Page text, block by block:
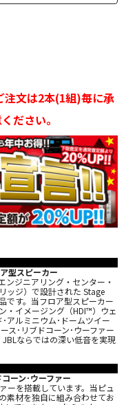
文は2本(1組)毎に承
ださい。
型スピーカー
ンジニアリング・センター・
ッジ）で設計された Stage
です。当フロア型スピーカー
・イメージング（HDI™）ウェ
アルミニウム･ドームツイー
ス･リブドコーン･ウーファー
ならではの深い低音を実現
ーン･ウーファー
ーを搭載しています。当ピュ
素材を独自に組み合わせてお